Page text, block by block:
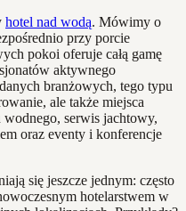
hotel nad wodą. Mówimy o
przy porcie
pokoi oferuje całą gamę
aktywnego
branżowych, tego typu
ale także miejsca
serwis jachtowy,
oraz eventy i konferencje
się jeszcze jednym: często
hotelarstwem w